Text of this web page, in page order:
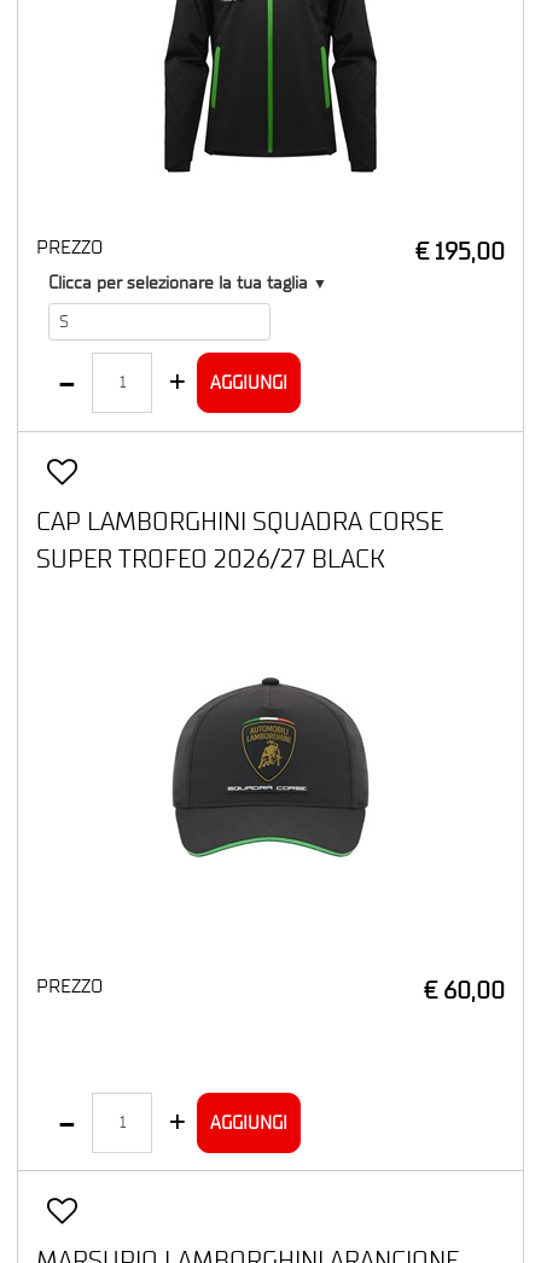
PREZZO € 195,00
T1
Clicca per selezionare la tua taglia ▼
AGGIUNGI
CAP LAMBORGHINI SQUADRA CORSE
SUPER TROFEO 2026/27 BLACK
PREZZO € 60,00
AGGIUNGI